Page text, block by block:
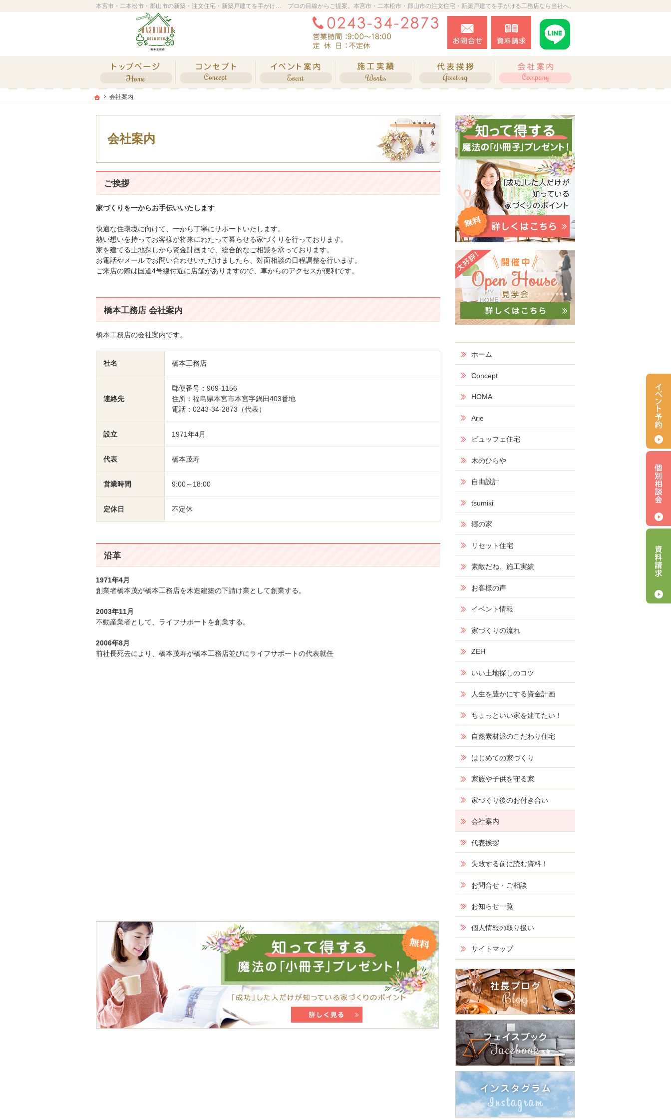
ホーム
会社案内
会社案内
プロの目線からご提案。本宮市・二本松市・郡山市の注文住宅・新築戸建てを手がける工務店なら当社へ。
本宮市・二本松市・郡山市の新築・注文住宅・新築戸建てを手がける工務店なら橋本工務店
ご挨拶
家づくりを一からお手伝いいたします
快適な住環境に向けて、一から丁寧にサポートいたします。
熱い想いを持ってお客様が将来にわたって暮らせる家づくりを行っております。
家を建てる土地探しから資金計画まで、総合的なご相談を承っております。
お電話やメールでお問い合わせいただけましたら、対面相談の日程調整を行います。
ご来店の際は国道4号線付近に店舗がありますので、車からのアクセスが便利です。
橋本工務店 会社案内
橋本工務店の会社案内です。
社名 橋本工務店
連絡先
郵便番号：969-1156
住所：福島県本宮市本宮字鍋田403番地
電話：0243-34-2873（代表）
設立 1971年4月
代表 橋本茂寿
営業時間 9:00～18:00
定休日 不定休
沿革
1971年4月
創業者橋本茂が橋本工務店を木造建築の下請け業として創業する。
2003年11月
不動産業者として、ライフサポートを創業する。
2006年8月
前社長死去により、橋本茂寿が橋本工務店並びにライフサポートの代表就任
ホーム
Concept
HOMA
Arie
ビュッフェ住宅
木のひらや
自由設計
tsumiki
郷の家
リセット住宅
素敵だね、施工実績
お客様の声
イベント情報
家づくりの流れ
ZEH
いい土地探しのコツ
人生を豊かにする資金計画
ちょっといい家を建てたい！
自然素材派のこだわり住宅
はじめての家づくり
家族や子供を守る家
家づくり後のお付き合い
会社案内
代表挨拶
失敗する前に読む資料！
お問合せ・ご相談
お知らせ一覧
個人情報の取り扱い
サイトマップ
0243-34-2873
営業時間9:00～18:00 定休日：不定休
資料請求
ホーム
会社案内